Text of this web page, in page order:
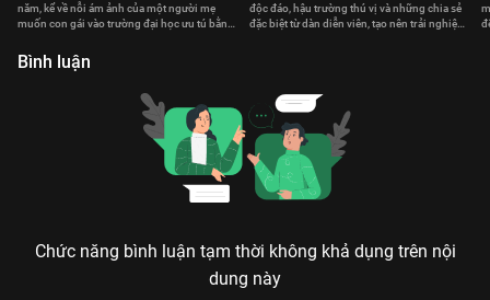
năm, kể về nỗi ám ảnh của một người mẹ
muốn con gái vào trường đại học ưu tú bằng
độc đáo, hậu trường thú vị và những chia sẻ
đặc biệt từ dàn diễn viên, tạo nên trải nghiệm
Bình luận
Chức năng bình luận tạm thời không khả dụng trên nội
dung này